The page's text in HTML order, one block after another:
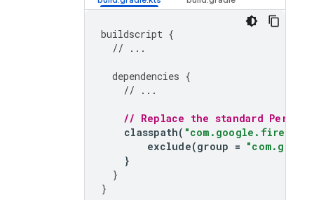
buildscript {
// ...
dependencies {
// ...
// Replace the standard
classpath(
exclude(group =
}
}
}